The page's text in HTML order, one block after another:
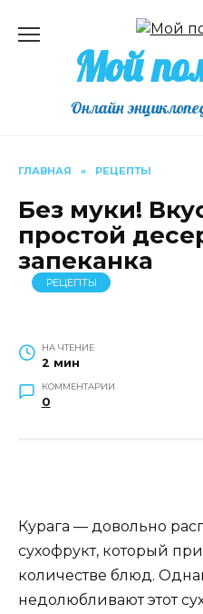
содержаниюМой
Онлайн
ГЛАВНАЯ » РЕЦЕПТЫ
Без муки!
простой
запеканка
РЕЦЕПТЫ
НА ЧТЕНИЕ
2 мин
КОММЕНТАРИИ
0
Курага — довольно
сухофрукт, который
количестве блюд.
недолюбливают этот